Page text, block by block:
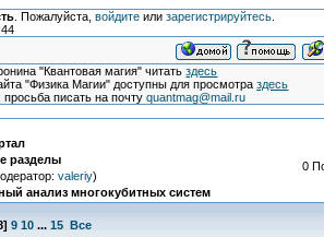
. Пожалуйста, войдитеили зарегистрируйтесь.
"Квантовая магия" читатьздесь
"Физика Магии" доступны для просмотраздесь
писать на почтуquantmag@mail.ru
разделы
valeriy)
анализ многокубитных систем
0
] 9 10 ... 15 Все